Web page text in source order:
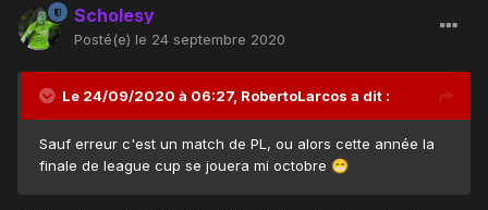
Scholesy
Posté(e) le 24 septembre 2020
Le 24/09/2020 à 06:27, RobertoLarcos a dit :
Sauf erreur c'est un match de PL, ou alors cette année la
finale de league cup se jouera mi octobre 😁